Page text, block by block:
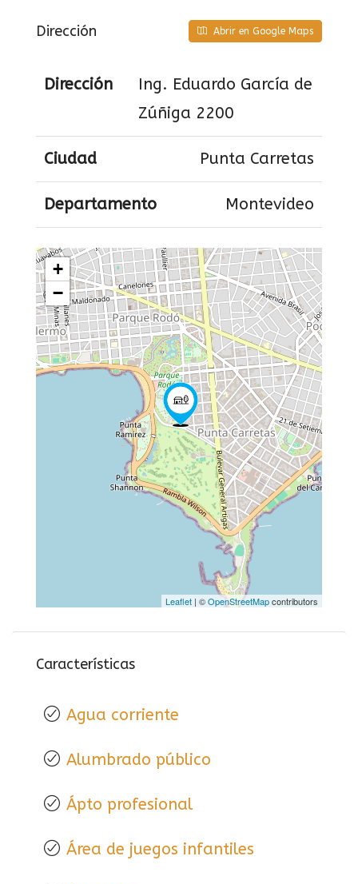
Dirección Abrir en Google Maps
Dirección
Ing. Eduardo García de
Zúñiga 2200
Ciudad Punta Carretas
Departamento Montevideo
+
−
Leaflet | ©OpenStreetMapcontributors
Características
Agua corriente
Alumbrado público
Ápto profesional
Área de juegos infantiles